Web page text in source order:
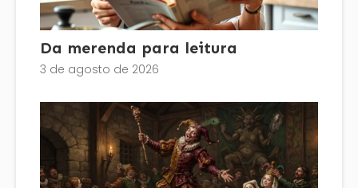
Da merenda para leitura
3 de agosto de 2026